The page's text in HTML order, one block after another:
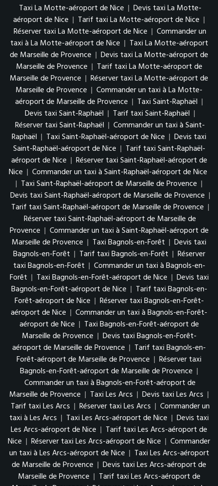
Taxi La Motte-aéroport de Nice | Devis taxi La Motte-
aéroport de Nice | Tarif taxi La Motte-aéroport de Nice |
Réserver taxi La Motte-aéroport de Nice | Commander un
taxi à La Motte-aéroport de Nice | Taxi La Motte-aéroport
de Marseille de Provence | Devis taxi La Motte-aéroport de
Marseille de Provence | Tarif taxi La Motte-aéroport de
Marseille de Provence | Réserver taxi La Motte-aéroport de
Marseille de Provence | Commander un taxi à La Motte-
aéroport de Marseille de Provence | Taxi Saint-Raphaël |
Devis taxi Saint-Raphaël | Tarif taxi Saint-Raphaël |
Réserver taxi Saint-Raphaël | Commander un taxi à Saint-
Raphaël | Taxi Saint-Raphaël-aéroport de Nice | Devis taxi
Saint-Raphaël-aéroport de Nice | Tarif taxi Saint-Raphaël-
aéroport de Nice | Réserver taxi Saint-Raphaël-aéroport de
Nice | Commander un taxi à Saint-Raphaël-aéroport de Nice
| Taxi Saint-Raphaël-aéroport de Marseille de Provence |
Devis taxi Saint-Raphaël-aéroport de Marseille de Provence |
Tarif taxi Saint-Raphaël-aéroport de Marseille de Provence |
Réserver taxi Saint-Raphaël-aéroport de Marseille de
Provence | Commander un taxi à Saint-Raphaël-aéroport de
Marseille de Provence | Taxi Bagnols-en-Forêt | Devis taxi
Bagnols-en-Forêt | Tarif taxi Bagnols-en-Forêt | Réserver
taxi Bagnols-en-Forêt | Commander un taxi à Bagnols-en-
Forêt | Taxi Bagnols-en-Forêt-aéroport de Nice | Devis taxi
Bagnols-en-Forêt-aéroport de Nice | Tarif taxi Bagnols-en-
Forêt-aéroport de Nice | Réserver taxi Bagnols-en-Forêt-
aéroport de Nice | Commander un taxi à Bagnols-en-Forêt-
aéroport de Nice | Taxi Bagnols-en-Forêt-aéroport de
Marseille de Provence | Devis taxi Bagnols-en-Forêt-
aéroport de Marseille de Provence | Tarif taxi Bagnols-en-
Forêt-aéroport de Marseille de Provence | Réserver taxi
Bagnols-en-Forêt-aéroport de Marseille de Provence |
Commander un taxi à Bagnols-en-Forêt-aéroport de
Marseille de Provence | Taxi Les Arcs | Devis taxi Les Arcs |
Tarif taxi Les Arcs | Réserver taxi Les Arcs | Commander un
taxi à Les Arcs | Taxi Les Arcs-aéroport de Nice | Devis taxi
Les Arcs-aéroport de Nice | Tarif taxi Les Arcs-aéroport de
Nice | Réserver taxi Les Arcs-aéroport de Nice | Commander
un taxi à Les Arcs-aéroport de Nice | Taxi Les Arcs-aéroport
de Marseille de Provence | Devis taxi Les Arcs-aéroport de
Marseille de Provence | Tarif taxi Les Arcs-aéroport de